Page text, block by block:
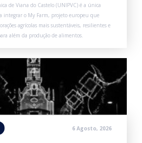
de Viana do Castelo (UNIPVC) é a única
integrar o My Farm, projeto europeu que
agrícolas mais sustentáveis, resilientes e
além da produção de alimentos.
6 Agosto, 2026